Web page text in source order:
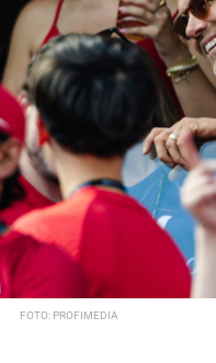
FOTO: PROFIMEDIA